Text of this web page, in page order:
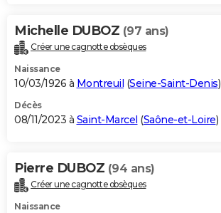
Michelle DUBOZ (97 ans)
Créer une cagnotte obsèques
Naissance
10/03/1926 à Montreuil (Seine-Saint-Denis)
Décès
08/11/2023 à Saint-Marcel (Saône-et-Loire)
Pierre DUBOZ (94 ans)
Créer une cagnotte obsèques
Naissance